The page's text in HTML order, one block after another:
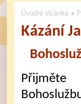
Úvodní stránka »
Kázání